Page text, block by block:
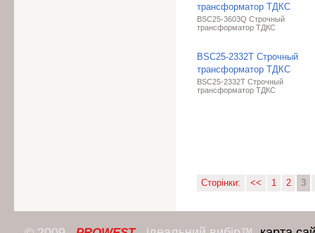
трансформатор ТДКС
BSC25-3603Q Строчный
трансформатор ТДКС
BSC25-2332T Строчный
трансформатор ТДКС
BSC25-2332T Строчный
трансформатор ТДКС
Сторінки: << 1 2 3